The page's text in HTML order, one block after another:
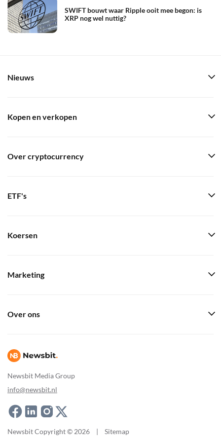
SWIFT bouwt waar Ripple ooit mee begon: is
XRP nog wel nuttig?
Newsbit Media Group
info@newsbit.nl
Nieuws
Kopen en verkopen
Over cryptocurrency
ETF's
Koersen
Marketing
Over ons
Newsbit Copyright © 2026 | Sitemap